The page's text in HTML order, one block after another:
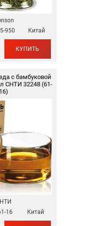
950 Китай
КУПИТЬ
с бамбуковой
СНТИ 32248 (61-
16)
16 Китай